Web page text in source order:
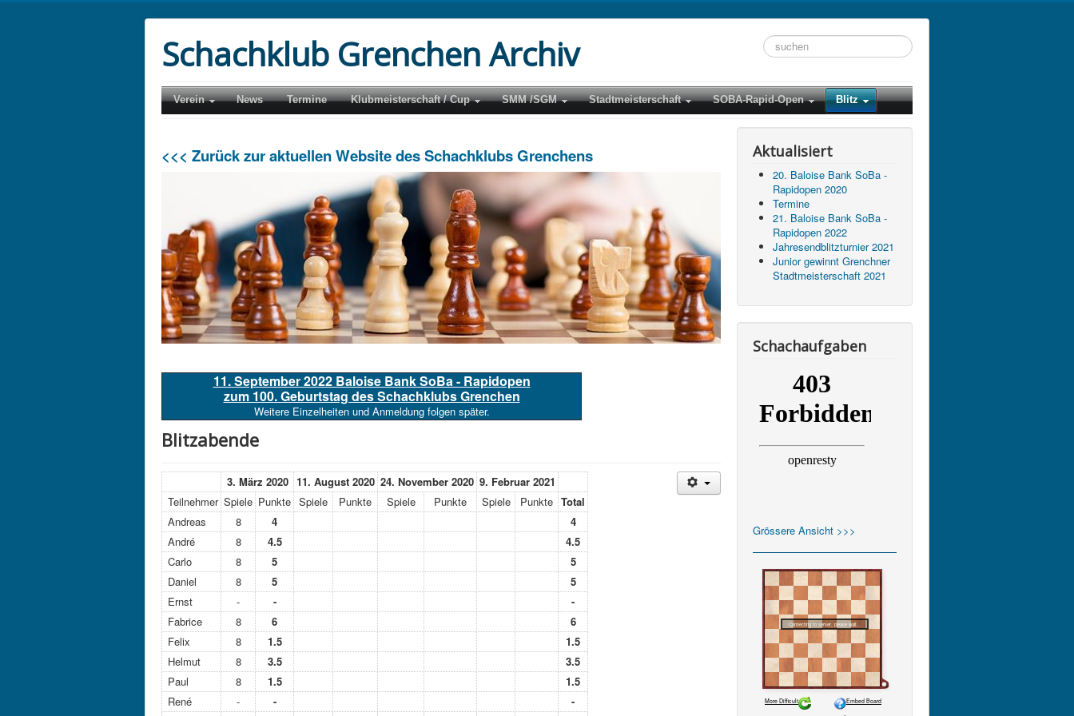
Schachklub Grenchen Archiv
Suchen
...
Verein News Termine Klubmeisterschaft / Cup SMM /SGM Stadtmeisterschaft SOBA-Rapid-Open Blitz
<<< Zurück zur aktuellen Website des Schachklubs Grenchens
11. September 2022 Baloise Bank SoBa - Rapidopen
zum 100. Geburtstag des Schachklubs Grenchen
Weitere Einzelheiten und Anmeldung folgen später.
Blitzabende
3. März 2020 11. August 2020 24. November 2020 9. Februar 2021
Teilnehmer Spiele Punkte Spiele Punkte Spiele Punkte Spiele Punkte Total
Andreas
8 4
4
André
8 4.5
4.5
Carlo
8 5
5
Daniel
8 5
5
Ernst
- -
-
Fabrice
8 6
6
Felix
8 1.5
1.5
Helmut
8 3.5
3.5
Paul
8 1.5
1.5
René
- -
-
Aktualisiert
20. Baloise Bank SoBa -
Rapidopen 2020
Termine
21. Baloise Bank SoBa -
Rapidopen 2022
Jahresendblitzturnier 2021
Junior gewinnt Grenchner
Stadtmeisterschaft 2021
Schachaufgaben
Grössere Ansicht >>>